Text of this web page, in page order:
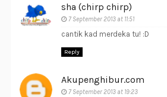
sha (chirp chirp)
7 September 2013 at 11:51
cantik kad merdeka tu! :D
Reply
Akupenghibur.com
7 September 2013 at 19:23